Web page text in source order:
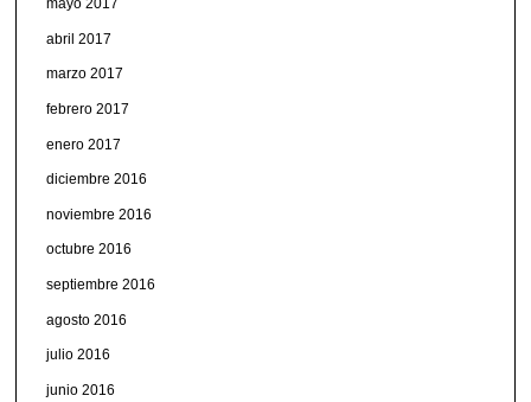
mayo 2017
abril 2017
marzo 2017
febrero 2017
enero 2017
diciembre 2016
noviembre 2016
octubre 2016
septiembre 2016
agosto 2016
julio 2016
junio 2016